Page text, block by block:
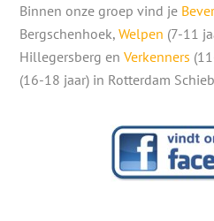
Binnen onze groep vind je
Bergschenhoek,Welpen (7-11
Hillegersberg enVerkenners
(16-18 jaar) in Rotterdam